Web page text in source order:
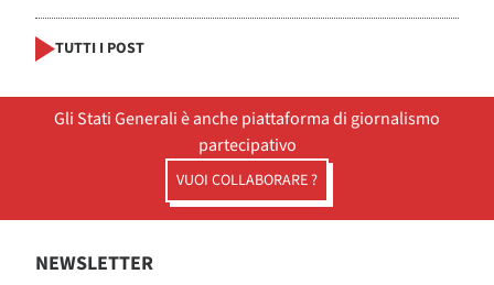
TUTTI I POST
Gli Stati Generali è anche piattaforma di giornalismo
partecipativo
VUOI COLLABORARE ?
NEWSLETTER